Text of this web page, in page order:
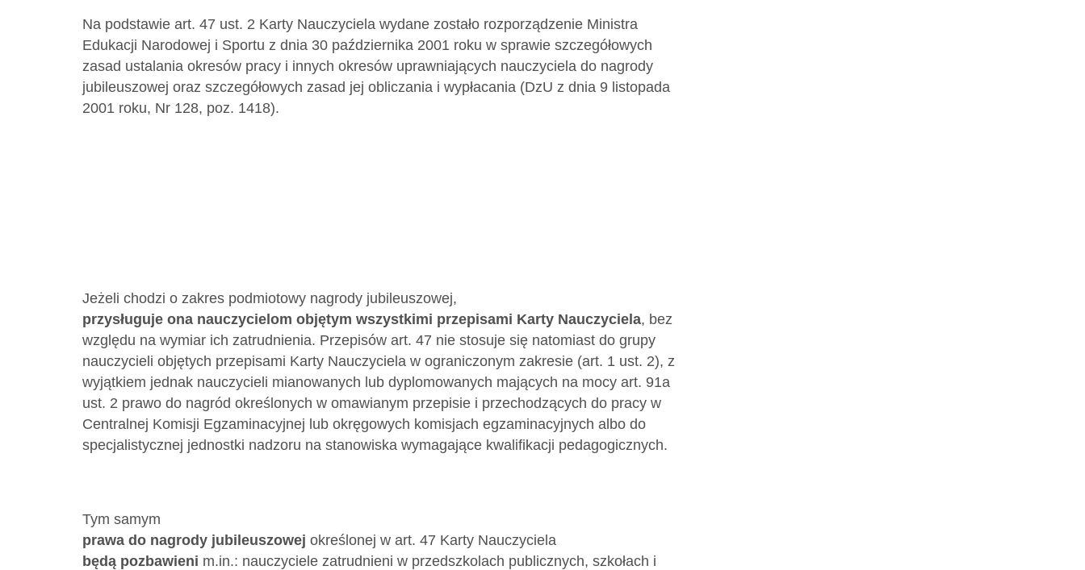
Na podstawie art. 47 ust. 2 Karty Nauczyciela wydane zostało rozporządzenie Ministra
Edukacji Narodowej i Sportu z dnia 30 października 2001 roku w sprawie szczegółowych
zasad ustalania okresów pracy i innych okresów uprawniających nauczyciela do nagrody
jubileuszowej oraz szczegółowych zasad jej obliczania i wypłacania (DzU z dnia 9 listopada
2001 roku, Nr 128, poz. 1418).
Jeżeli chodzi o zakres podmiotowy nagrody jubileuszowej,
przysługuje ona nauczycielom objętym wszystkimi przepisami Karty Nauczyciela, bez
względu na wymiar ich zatrudnienia. Przepisów art. 47 nie stosuje się natomiast do grupy
nauczycieli objętych przepisami Karty Nauczyciela w ograniczonym zakresie (art. 1 ust. 2), z
wyjątkiem jednak nauczycieli mianowanych lub dyplomowanych mających na mocy art. 91a
ust. 2 prawo do nagród określonych w omawianym przepisie i przechodzących do pracy w
Centralnej Komisji Egzaminacyjnej lub okręgowych komisjach egzaminacyjnych albo do
specjalistycznej jednostki nadzoru na stanowiska wymagające kwalifikacji pedagogicznych.
Tym samym
prawa do nagrody jubileuszowej określonej w art. 47 Karty Nauczyciela
będą pozbawieni m.in.: nauczyciele zatrudnieni w przedszkolach publicznych, szkołach i